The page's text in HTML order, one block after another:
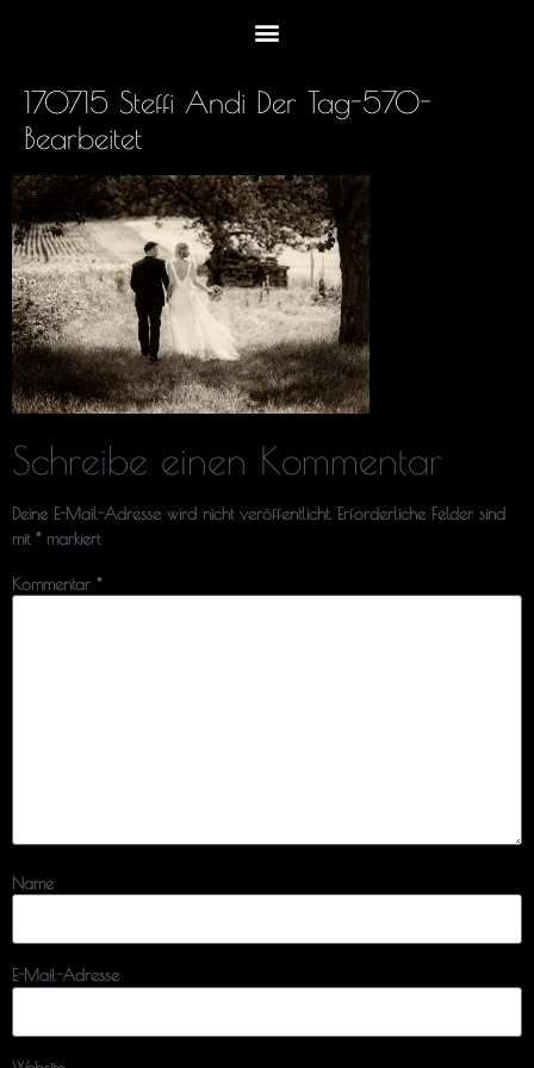
170715 Steffi Andi Der Tag-570-
Bearbeitet
Schreibe einen Kommentar
Deine E-Mail-Adresse wird nicht veröffentlicht. Erforderliche Felder sind
mit * markiert
Kommentar *
Name
E-Mail-Adresse